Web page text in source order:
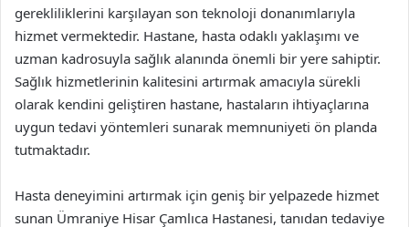
gerekliliklerini karşılayan son teknoloji donanımlarıyla
hizmet vermektedir. Hastane, hasta odaklı yaklaşımı ve
uzman kadrosuyla sağlık alanında önemli bir yere sahiptir.
Sağlık hizmetlerinin kalitesini artırmak amacıyla sürekli
olarak kendini geliştiren hastane, hastaların ihtiyaçlarına
uygun tedavi yöntemleri sunarak memnuniyeti ön planda
tutmaktadır.
Hasta deneyimini artırmak için geniş bir yelpazede hizmet
sunan Ümraniye Hisar Çamlıca Hastanesi, tanıdan tedaviye